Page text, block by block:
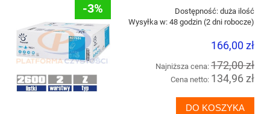
-3% Dostępność: duża ilość
Wysyłka w: 48 godzin (2 dni robocze)
166,00 zł
Najniższa cena: 172,00 zł
Cena netto: 134,96 zł
DO KOSZYKA